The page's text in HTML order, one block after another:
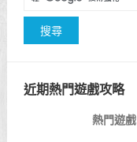
近期熱門遊戲攻略
熱門遊戲